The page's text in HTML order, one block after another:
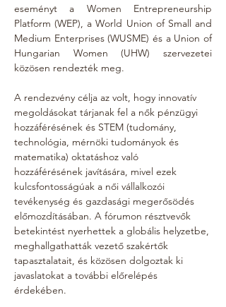
eseményt a Women Entrepreneurship
Platform (WEP), a World Union of Small and
Medium Enterprises (WUSME) és a Union of
Hungarian Women (UHW) szervezetei
közösen rendezték meg.
A rendezvény célja az volt, hogy innovatív
megoldásokat tárjanak fel a nők pénzügyi
hozzáférésének és STEM (tudomány,
technológia, mérnöki tudományok és
matematika) oktatáshoz való
hozzáférésének javítására, mivel ezek
kulcsfontosságúak a női vállalkozói
tevékenység és gazdasági megerősödés
előmozdításában. A fórumon résztvevők
betekintést nyerhettek a globális helyzetbe,
meghallgathatták vezető szakértők
tapasztalatait, és közösen dolgoztak ki
javaslatokat a további előrelépés
érdekében.